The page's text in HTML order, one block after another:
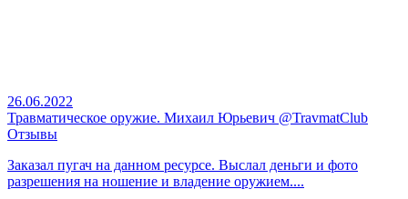
26.06.2022
Травматическое оружие. Михаил Юрьевич @TravmatClub
Отзывы
Заказал пугач на данном ресурсе. Выслал деньги и фото
разрешения на ношение и владение оружием....